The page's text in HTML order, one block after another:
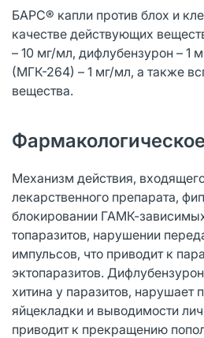
БАРС® капли против блох и
качестве действующих
– 10 мг/мл, дифлубензурон – 1
(МГК-264) – 1 мг/мл, а также
вещества.
Механизм действия,
лекарственного препарата,
блокировании ГАМК-
топаразитов, нарушении
импульсов, что приводит к
эктопаразитов.
хитина у паразитов, нарушает
яйцекладки и выводимости
приводит к прекращению